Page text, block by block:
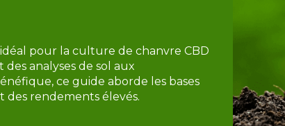
pour la culture de chanvre CBD
analyses de sol aux
ce guide aborde les bases
des rendements élevés.